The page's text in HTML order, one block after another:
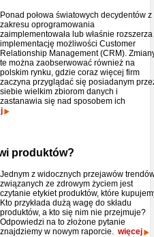
Ponad połowa światowych decydentów z
zakresu oprogramowania
zaimplementowała lub właśnie rozszerza
implementację możliwości Customer
Relationship Management (CRM).
te można zaobserwować również na
polskim rynku, gdzie coraz więcej firm
zaczyna przyglądać się posiadanym
siebie wielkim zbiorom danych i
zastanawia się nad sposobem ich
produktów?
Jednym z widocznych przejawów
związanych ze zdrowym życiem jest
czytanie etykiet produktów, które
Kto przykłada dużą wagę do składu
produktów, a kto się nim nie przejmuje?
Odpowiedzi na to złożone pytanie
znajdziemy w nowym raporcie. więcej